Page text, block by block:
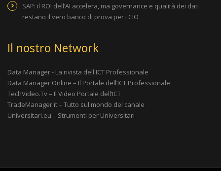
SAP: il ROI dell’AI accelera, ma governance e qualità dei dati
restano il vero banco di prova per i CIO
Il nostro Network
Data Manager - La rivista dell'ICT Professionale
Data Manager Online – Il Portale dell’ICT Professionale
TechVideo.Tv – Il Video Portale dell’ICT
TradeManager.it – Tutto sul mondo del canale
Universitari.eu – Strumenti per Universitari